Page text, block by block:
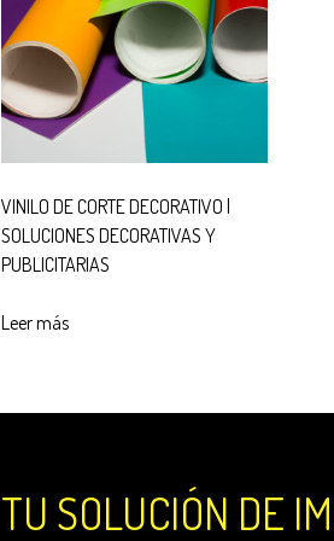
VINILO DE CORTE DECORATIVO |
SOLUCIONES DECORATIVAS Y
PUBLICITARIAS
Leer más
TU SOLUCIÓN DE